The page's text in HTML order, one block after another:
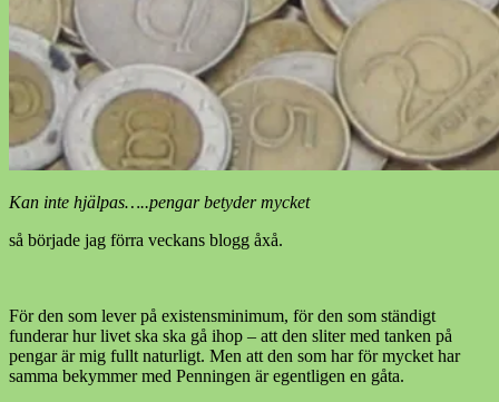
Kan inte hjälpas…..pengar betyder mycket
så började jag förra veckans blogg åxå.
För den som lever på existensminimum, för den som ständigt
funderar hur livet ska ska gå ihop – att den sliter med tanken på
pengar är mig fullt naturligt. Men att den som har för mycket har
samma bekymmer med Penningen är egentligen en gåta.